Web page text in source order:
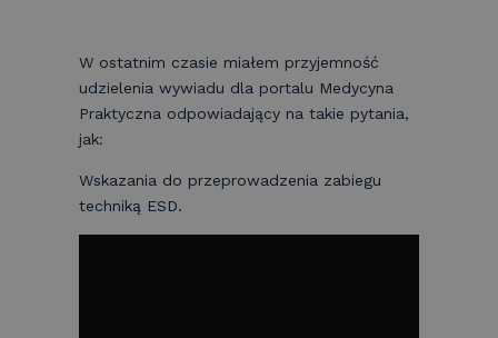
W ostatnim czasie miałem przyjemność
udzielenia wywiadu dla portalu Medycyna
Praktyczna odpowiadający na takie pytania,
jak:
Wskazania do przeprowadzenia zabiegu
techniką ESD.